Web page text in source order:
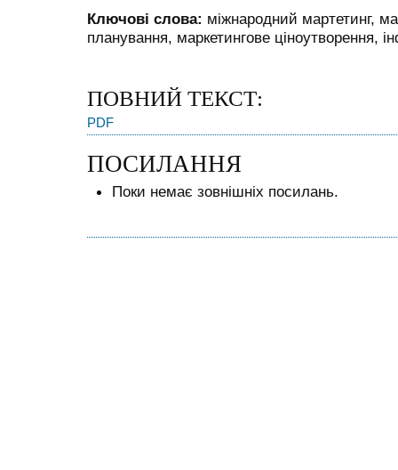
Ключові слова: міжнародний мартетинг,
планування, маркетингове ціноутворення,
ПОВНИЙ ТЕКСТ:
PDF
ПОСИЛАННЯ
Поки немає зовнішніх посилань.